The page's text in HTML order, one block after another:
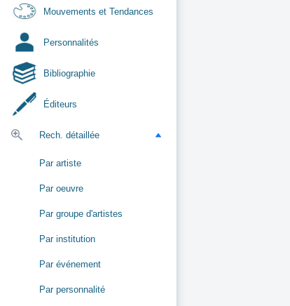
Mouvements et Tendances
Personnalités
Bibliographie
Éditeurs
Rech. détaillée
Par artiste
Par oeuvre
Par groupe d'artistes
Par institution
Par événement
Par personnalité